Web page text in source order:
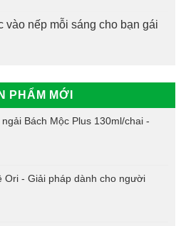
vào nếp mỗi sáng cho bạn gái
PHẨM MỚI
Bách Mộc Plus 130ml/chai -
Ori - Giải pháp dành cho người